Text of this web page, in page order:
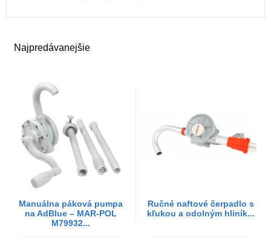
Najpredávanejšie
Manuálna páková pumpa
na AdBlue – MAR-POL
M79932...
Ručné naftové čerpadlo s
kľukou a odolným hliník...